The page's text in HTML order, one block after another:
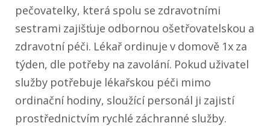
pečovatelky, která spolu se zdravotními
sestrami zajišťuje odbornou ošetřovatelskou a
zdravotní péči. Lékař ordinuje v domově 1x za
týden, dle potřeby na zavolání. Pokud uživatel
služby potřebuje lékařskou péči mimo
ordinační hodiny, sloužící personál ji zajistí
prostřednictvím rychlé záchranné služby.